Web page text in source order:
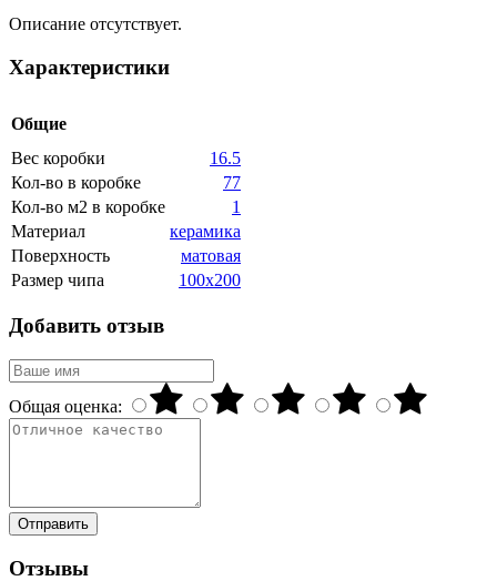
Описание отсутствует.
Характеристики
Общие
Вес коробки
16.5
Кол-во в коробке
77
Кол-во м2 в коробке
1
Материал
керамика
Поверхность
матовая
Размер чипа
100x200
Добавить отзыв
Общая оценка:
Отправить
Отзывы